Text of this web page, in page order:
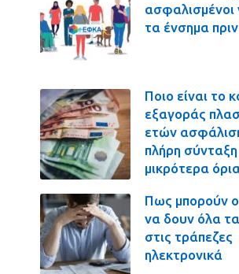
ασφαλισμένοι
τα ένσημα
Ποιο είναι το
εξαγοράς
ετών
πλήρη σύνταξη
μικρότερα
Πως μπορούν
να δουν όλα
στις τράπεζες
ηλεκτρονικά